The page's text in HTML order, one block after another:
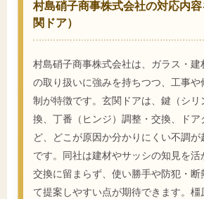
村島硝子商事株式会社の対応内
関ドア）
村島硝子商事株式会社は、ガラス・
の取り扱いに強みを持ちつつ、工事
制が特徴です。玄関ドアは、鍵（シ
換、丁番（ヒンジ）調整・交換、ドア
ど、どこが原因か分かりにくい不調
です。同社は建材やサッシの知見を活
交換に留まらず、使い勝手や防犯・断
て提案しやすい点が期待できます。橿